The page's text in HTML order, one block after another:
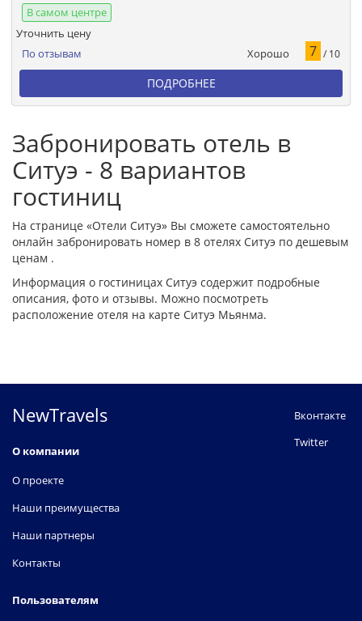
В самом центре
По отзывам Хорошо 7 / 10
Уточнить цену
ПОДРОБНЕЕ
Забронировать отель в
Ситуэ - 8 вариантов
гостиниц
На странице «Отели Ситуэ» Вы сможете самостоятельно
онлайн забронировать номер в 8 отелях Ситуэ по дешевым
ценам .
Информация о гостиницах Ситуэ содержит подробные
описания, фото и отзывы. Можно посмотреть
расположение отеля на карте Ситуэ Мьянма.
NewTravels
О компании
О проекте
Наши преимущества
Наши партнеры
Контакты
Пользователям
Вконтакте
Twitter